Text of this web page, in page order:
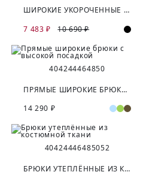
ШИРОКИЕ УКОРОЧЕННЫЕ БРЮКИ ИЗ КОСТЮМНОЙ ТКАНИ
7 483 ₽
10 690 ₽
404244464850
ПРЯМЫЕ ШИРОКИЕ БРЮКИ С ВЫСОКОЙ ПОСАДКОЙ
14 290 ₽
40424446485052
БРЮКИ УТЕПЛЁННЫЕ ИЗ КОСТЮМНОЙ ТКАНИ